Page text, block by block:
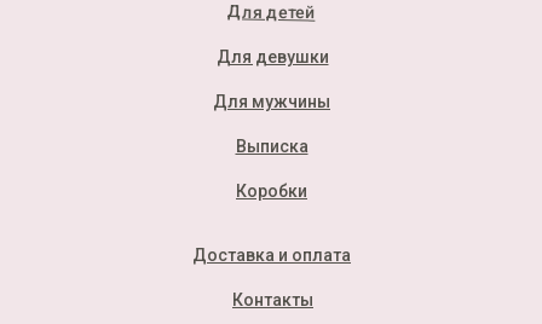
Для детей
Для девушки
Для мужчины
Выписка
Коробки
Доставка и оплата
Контакты